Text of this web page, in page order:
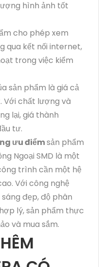
hình ảnh tốt
cho phép xem
qua kết nối internet,
trong việc kiểm
sản phẩm là giá cả
Với chất lượng và
lại, giá thành
tư.
ưu điểmsản phẩm
Ngoại SMD là một
trình cần một hệ
Với công nghệ
đẹp, độ phân
hợp lý, sản phẩm thực
và mua sắm.